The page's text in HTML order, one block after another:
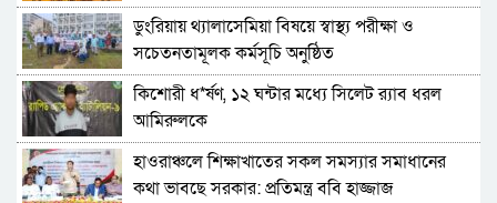
ডুংরিয়ায় থ্যালাসেমিয়া বিষয়ে স্বাস্থ্য পরীক্ষা ও
সচেতনতামূলক কর্মসূচি অনুষ্ঠিত
কিশোরী ধ*র্ষণ, ১২ ঘন্টার মধ্যে সিলেট র‌্যাব ধরল
আমিরুলকে
হাওরাঞ্চলে শিক্ষাখাতের সকল সমস্যার সমাধানের
কথা ভাবছে সরকার: প্রতিমন্ত্র ববি হাজ্জাজ